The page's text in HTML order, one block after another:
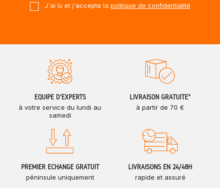
J'ai lu et j'accepte la politique de confidentialité
ÉQUIPE D'EXPERTS
à votre service du lundi au
samedi
LIVRAISON GRATUITE*
à partir de 70 €
PREMIER ÉCHANGE GRATUIT
péninsule uniquement
LIVRAISONS EN 24/48H
rapide et assuré